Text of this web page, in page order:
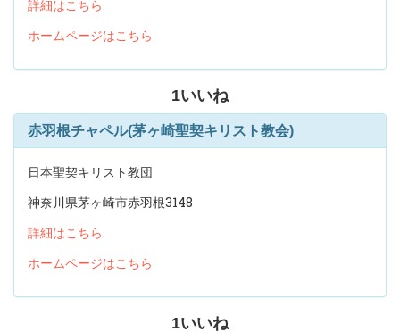
詳細はこちら
ホームページはこちら
1いいね
赤羽根チャペル(茅ヶ崎聖契キリスト教会)
日本聖契キリスト教団
神奈川県茅ヶ崎市赤羽根3148
詳細はこちら
ホームページはこちら
1いいね